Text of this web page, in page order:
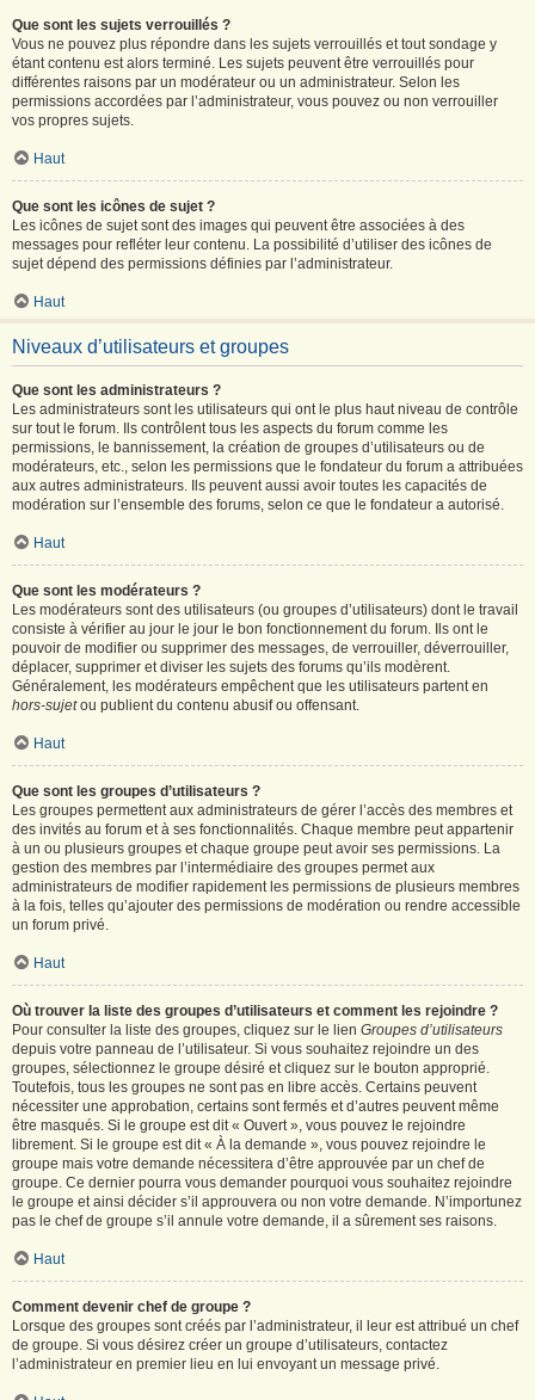
Que sont les sujets verrouillés ?
Vous ne pouvez plus répondre dans les sujets verrouillés et tout sondage y
étant contenu est alors terminé. Les sujets peuvent être verrouillés pour
différentes raisons par un modérateur ou un administrateur. Selon les
permissions accordées par l’administrateur, vous pouvez ou non verrouiller
vos propres sujets.
Haut
Que sont les icônes de sujet ?
Les icônes de sujet sont des images qui peuvent être associées à des
messages pour refléter leur contenu. La possibilité d’utiliser des icônes de
sujet dépend des permissions définies par l’administrateur.
Haut
Niveaux d’utilisateurs et groupes
Que sont les administrateurs ?
Les administrateurs sont les utilisateurs qui ont le plus haut niveau de contrôle
sur tout le forum. Ils contrôlent tous les aspects du forum comme les
permissions, le bannissement, la création de groupes d’utilisateurs ou de
modérateurs, etc., selon les permissions que le fondateur du forum a attribuées
aux autres administrateurs. Ils peuvent aussi avoir toutes les capacités de
modération sur l’ensemble des forums, selon ce que le fondateur a autorisé.
Haut
Que sont les modérateurs ?
Les modérateurs sont des utilisateurs (ou groupes d’utilisateurs) dont le travail
consiste à vérifier au jour le jour le bon fonctionnement du forum. Ils ont le
pouvoir de modifier ou supprimer des messages, de verrouiller, déverrouiller,
déplacer, supprimer et diviser les sujets des forums qu’ils modèrent.
Généralement, les modérateurs empêchent que les utilisateurs partent en
hors-sujetou publient du contenu abusif ou offensant.
Haut
Que sont les groupes d’utilisateurs ?
Les groupes permettent aux administrateurs de gérer l’accès des membres et
des invités au forum et à ses fonctionnalités. Chaque membre peut appartenir
à un ou plusieurs groupes et chaque groupe peut avoir ses permissions. La
gestion des membres par l’intermédiaire des groupes permet aux
administrateurs de modifier rapidement les permissions de plusieurs membres
à la fois, telles qu’ajouter des permissions de modération ou rendre accessible
un forum privé.
Haut
Où trouver la liste des groupes d’utilisateurs et comment les rejoindre ?
Pour consulter la liste des groupes, cliquez sur le lien Groupes d’utilisateurs
depuis votre panneau de l’utilisateur. Si vous souhaitez rejoindre un des
groupes, sélectionnez le groupe désiré et cliquez sur le bouton approprié.
Toutefois, tous les groupes ne sont pas en libre accès. Certains peuvent
nécessiter une approbation, certains sont fermés et d’autres peuvent même
être masqués. Si le groupe est dit « Ouvert », vous pouvez le rejoindre
librement. Si le groupe est dit « À la demande », vous pouvez rejoindre le
groupe mais votre demande nécessitera d’être approuvée par un chef de
groupe. Ce dernier pourra vous demander pourquoi vous souhaitez rejoindre
le groupe et ainsi décider s’il approuvera ou non votre demande. N’importunez
pas le chef de groupe s’il annule votre demande, il a sûrement ses raisons.
Haut
Comment devenir chef de groupe ?
Lorsque des groupes sont créés par l’administrateur, il leur est attribué un chef
de groupe. Si vous désirez créer un groupe d’utilisateurs, contactez
l’administrateur en premier lieu en lui envoyant un message privé.